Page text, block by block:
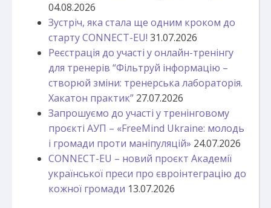
04.08.2026
Зустріч, яка стала ще одним кроком до
старту CONNECT-EU! 31.07.2026
Реєстрація до участі у онлайн-тренінгу
для тренерів “Фільтруй інформацію –
створюй зміни: тренерська лабораторія.
Хакатон практик” 27.07.2026
Запрошуємо до участі у тренінговому
проєкті АУП – «FreeMind Ukraine: молодь
і громади проти маніпуляцій» 24.07.2026
CONNECT-EU – новий проєкт Академії
української преси про євроінтеграцію до
кожної громади 13.07.2026